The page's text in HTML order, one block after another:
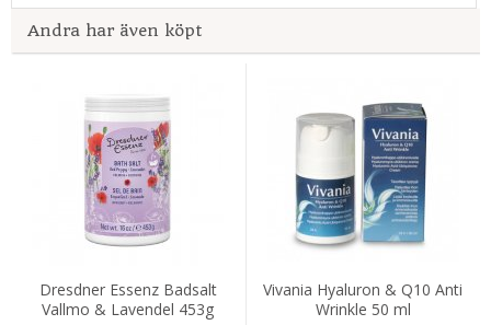
Andra har även köpt
Dresdner Essenz Badsalt
Vallmo & Lavendel 453g
Vivania Hyaluron & Q10 Anti
Wrinkle 50 ml